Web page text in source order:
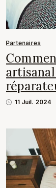
Partenaires
11 Juil. 2024